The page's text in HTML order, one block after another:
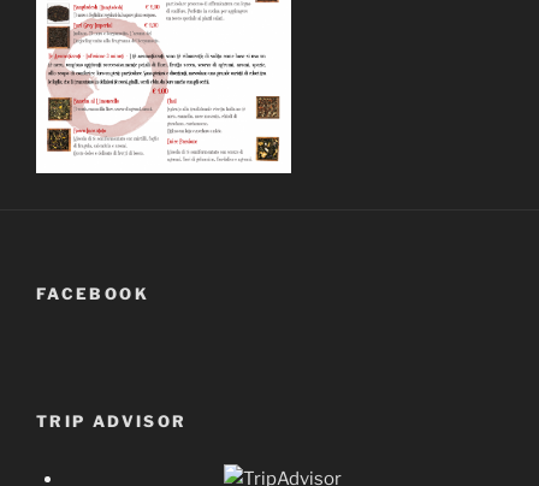
FACEBOOK
TRIP ADVISOR